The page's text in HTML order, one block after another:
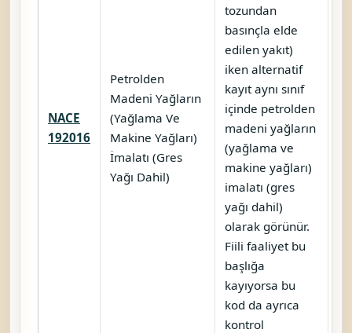
NACE
192016
Petrolden
Madeni Yağların
(Yağlama Ve
Makine Yağları)
İmalatı (Gres
Yağı Dahil)
tozundan
basınçla elde
edilen yakıt)
iken alternatif
kayıt aynı sınıf
içinde petrolden
madeni yağların
(yağlama ve
makine yağları)
imalatı (gres
yağı dahil)
olarak görünür.
Fiili faaliyet bu
başlığa
kayıyorsa bu
kod da ayrıca
kontrol